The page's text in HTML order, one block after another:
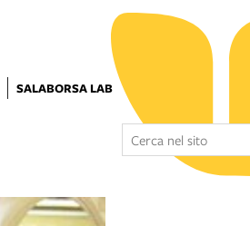
SALABORSA LAB